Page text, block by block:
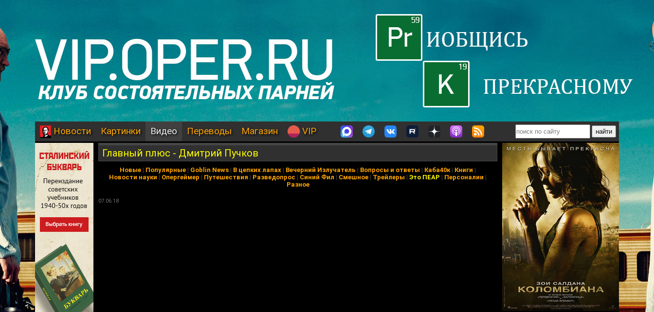
Новости Картинки Видео Переводы Магазин VIP
Главный плюс - Дмитрий Пучков
Новые | Популярные | Goblin News | В цепких лапах | Вечерний Излучатель | Вопросы и ответы | Каба40к| Книги |
Новости науки | Опергеймер | Путешествия | Разведопрос | Синий Фил | Смешное | Трейлеры | Это ПЕАР | Персоналии |
Разное
07.06.18